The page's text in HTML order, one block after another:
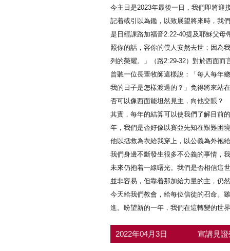
今主日是2023年最後一日，我們即將迎
記着或引以為鑑，以致展望將來時，我
是日經課路加福音2:22-40提及耶穌父
照你的話，容你的僕人安然去世；因為
列的榮耀。」（路2:29-32）對於西面
曾聽一位長輩牧師這樣說：「每人每年
我的日子是怎樣渡過的？」免得將來站
否可以像西面能坦然見主，向他交賬？
其實，每年的結算可以使我們了解目前
年，我們是否好像以賽亞先知在艱難困
他以拯救為衣給我穿上，以公義為外袍
我們身邊不斷發生很多不公義的事情，
未來仍抱着一線曙光。我們是否相信這
並非容易，但靠着那加給力量的主，仍
今天給我們教會，給每位信徒的召命。
進。盼望新的一年，我們在這轉變的世
2022年04月3日 宣講見